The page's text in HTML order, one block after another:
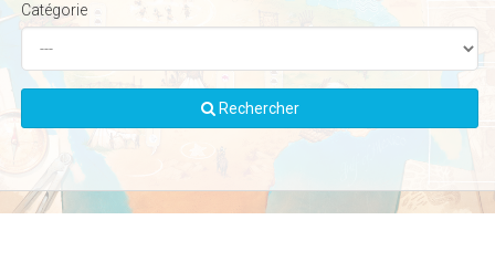
Catégorie
Rechercher